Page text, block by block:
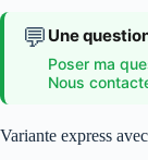
💬 Une
Poser ma
Nous
Variante express